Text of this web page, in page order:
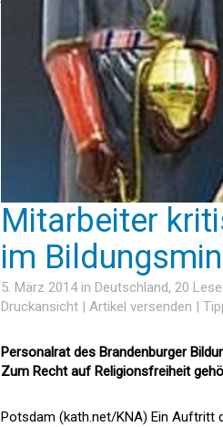
Mitarbeiter
im
5. März 2014 in Deutschland, 20
Druckansicht | Artikel versenden |
Personalrat des Brandenburger
Zum Recht auf Religionsfreiheit
Potsdam (kath.net/KNA) Ein Auftritt